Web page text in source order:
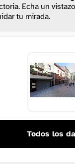
Echa un
tu mirada.
Todos los